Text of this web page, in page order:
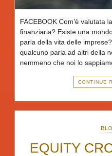
FACEBOOK Com’è valutata
finanziaria? Esiste una
parla della vita delle
qualcuno parla ad altri della
nemmeno che noi lo
CONTINUE
EQUITY